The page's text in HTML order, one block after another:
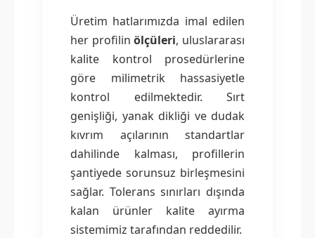
Üretim hatlarımızda imal edilen
her profilinölçüleri, uluslararası
kalite kontrol prosedürlerine
göre milimetrik hassasiyetle
kontrol edilmektedir. Sırt
genişliği, yanak dikliği ve dudak
kıvrım açılarının standartlar
dahilinde kalması, profillerin
şantiyede sorunsuz birleşmesini
sağlar. Tolerans sınırları dışında
kalan ürünler kalite ayırma
sistemimiz tarafından reddedilir.